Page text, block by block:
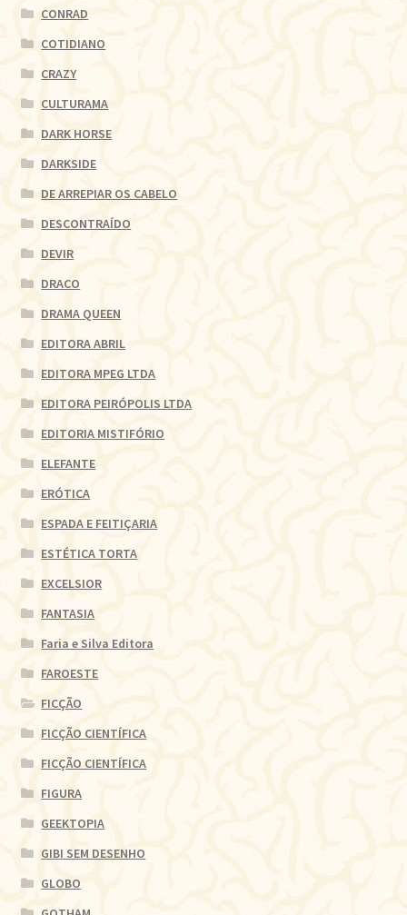
CONRAD
COTIDIANO
CRAZY
CULTURAMA
DARK HORSE
DARKSIDE
DE ARREPIAR OS CABELO
DESCONTRAÍDO
DEVIR
DRACO
DRAMA QUEEN
EDITORA ABRIL
EDITORA MPEG LTDA
EDITORA PEIRÓPOLIS LTDA
EDITORIA MISTIFÓRIO
ELEFANTE
ERÓTICA
ESPADA E FEITIÇARIA
ESTÉTICA TORTA
EXCELSIOR
FANTASIA
Faria e Silva Editora
FAROESTE
FICÇÃO
FICÇÃO CIENTÍFICA
FICÇÃO CIENTÍFICA
FIGURA
GEEKTOPIA
GIBI SEM DESENHO
GLOBO